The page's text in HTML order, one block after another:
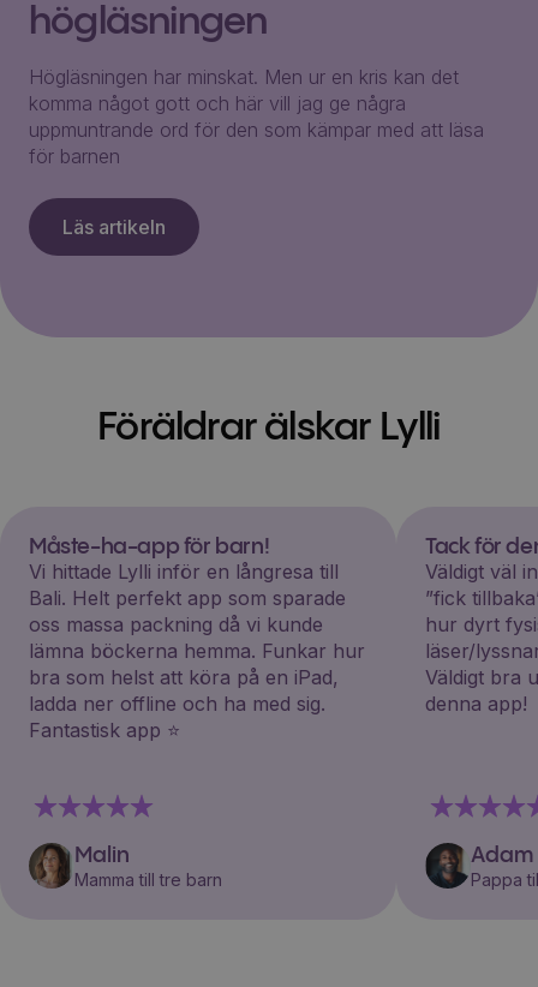
högläsningen
Högläsningen har minskat. Men ur en kris kan det
komma något gott och här vill jag ge några
uppmuntrande ord för den som kämpar med att läsa
för barnen
Läs artikeln
Föräldrar älskar Lylli
Måste-ha-app för barn!
Vi hittade Lylli inför en långresa till
Bali. Helt perfekt app som sparade
oss massa packning då vi kunde
lämna böckerna hemma. Funkar hur
bra som helst att köra på en iPad,
ladda ner offline och ha med sig.
Fantastisk app ⭐️
Malin
Mamma till tre barn
Tack för
Väldigt väl
”fick
hur dyrt
läser/
Väldigt bra
denna app!
Adam
Pappa